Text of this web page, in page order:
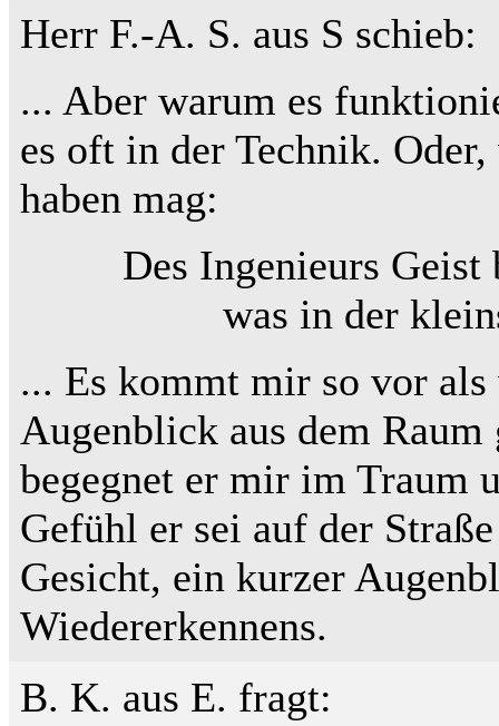
Herr F.-A. S. aus S schieb:
... Aber warum es
es oft in der Technik.
haben mag:
Des Ingenieurs
was in der
... Es kommt mir so vor
Augenblick aus dem Raum
begegnet er mir im Traum
Gefühl er sei auf der
Gesicht, ein kurzer
Wiedererkennens.
B. K. aus E. fragt: